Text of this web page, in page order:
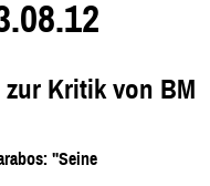
Kritik von BM
"Seine